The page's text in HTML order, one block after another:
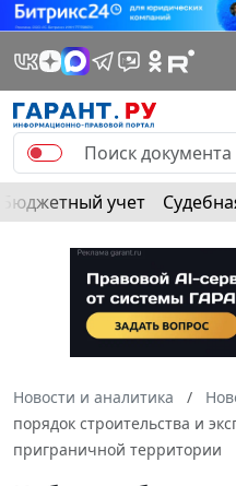
Бюджетный учет
Новости и аналитика
порядок строительства и
приграничной территории